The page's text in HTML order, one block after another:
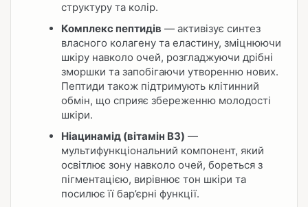
структуру та колір.
Комплекс пептидів — активізує синтез
власного колагену та еластину, зміцнюючи
шкіру навколо очей, розгладжуючи дрібні
зморшки та запобігаючи утворенню нових.
Пептиди також підтримують клітинний
обмін, що сприяє збереженню молодості
шкіри.
Ніацинамід (вітамін B3) —
мультифункціональний компонент, який
освітлює зону навколо очей, бореться з
пігментацією, вирівнює тон шкіри та
посилює її бар’єрні функції.